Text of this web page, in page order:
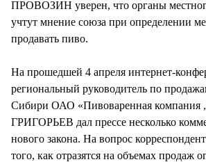
ПРОВОЗИН уверен, что органы
учтут мнение союза при определении
продавать пиво.
На прошедшей 4 апреля интернет-
региональный руководитель по
Сибири ОАО «Пивоваренная компания
ГРИГОРЬЕВ дал прессе несколько
нового закона. На вопрос
того, как отразятся на объемах продаж